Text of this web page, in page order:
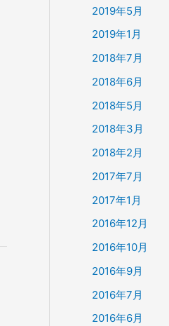
2019年5月
2019年1月
2018年7月
2018年6月
2018年5月
2018年3月
2018年2月
2017年7月
2017年1月
2016年12月
2016年10月
2016年9月
2016年7月
2016年6月